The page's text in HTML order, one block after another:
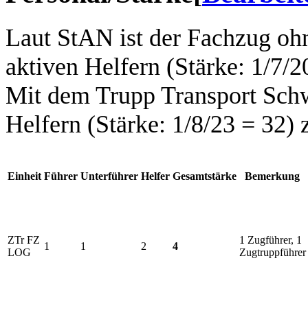
Laut StAN ist der Fachzug
aktiven Helfern (Stärke: 1/7/
Mit dem Trupp Transport
Helfern (Stärke: 1/8/23 = 32)
Einheit Führer Unterführer Helfer Gesamtstärke Bemerkung
ZTr FZ
LOG
1 1 2 4
1 Zugführer, 1
Zugtruppführer